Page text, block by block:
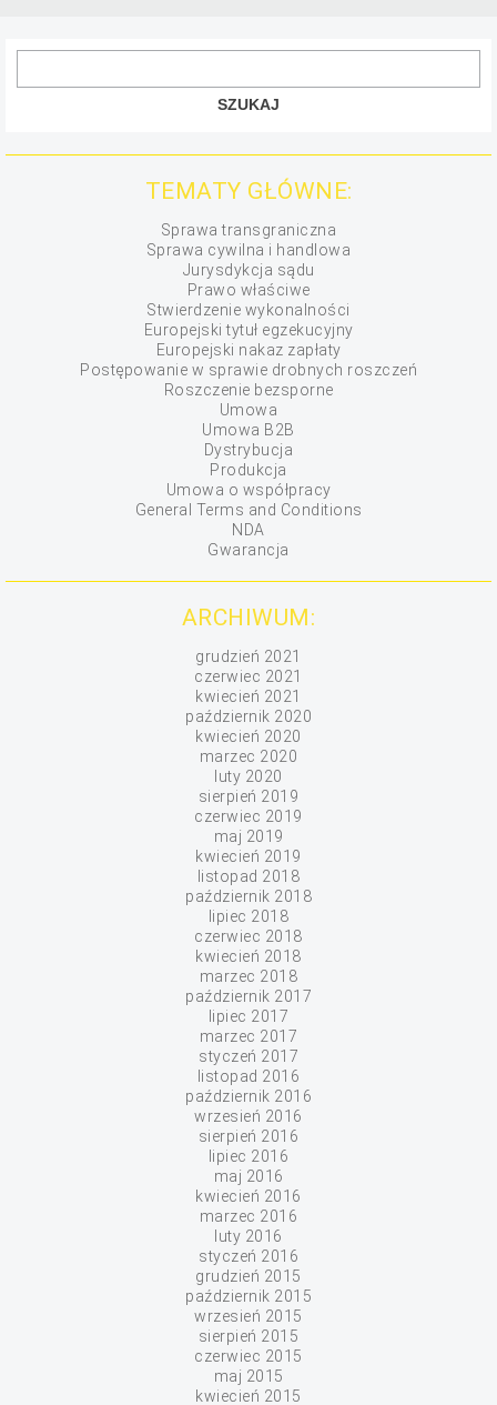
TEMATY GŁÓWNE:
Sprawa transgraniczna
Sprawa cywilna i handlowa
Jurysdykcja sądu
Prawo właściwe
Stwierdzenie wykonalności
Europejski tytuł egzekucyjny
Europejski nakaz zapłaty
Postępowanie w sprawie drobnych roszczeń
Roszczenie bezsporne
Umowa
Umowa B2B
Dystrybucja
Produkcja
Umowa o współpracy
General Terms and Conditions
NDA
Gwarancja
ARCHIWUM:
grudzień 2021
czerwiec 2021
kwiecień 2021
październik 2020
kwiecień 2020
marzec 2020
luty 2020
sierpień 2019
czerwiec 2019
maj 2019
kwiecień 2019
listopad 2018
październik 2018
lipiec 2018
czerwiec 2018
kwiecień 2018
marzec 2018
październik 2017
lipiec 2017
marzec 2017
styczeń 2017
listopad 2016
październik 2016
wrzesień 2016
sierpień 2016
lipiec 2016
maj 2016
kwiecień 2016
marzec 2016
luty 2016
styczeń 2016
grudzień 2015
październik 2015
wrzesień 2015
sierpień 2015
czerwiec 2015
maj 2015
kwiecień 2015